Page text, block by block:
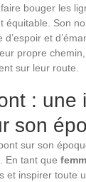
bouger les
équitable. Son
et
propre
sur leur route.
: une
son
sur son
En tant que
et inspirer toute